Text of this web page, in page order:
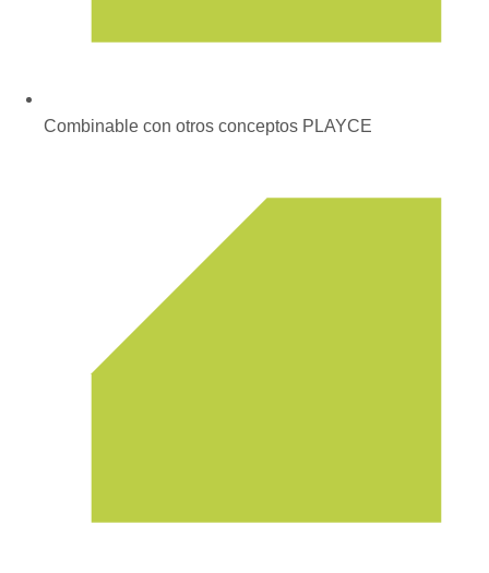
Combinable con otros conceptos PLAYCE